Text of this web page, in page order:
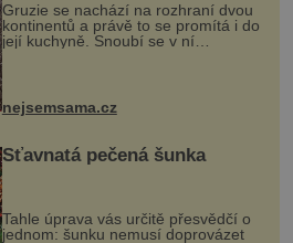
Gruzie se nachází na rozhraní dvou
kontinentů a právě to se promítá i do
její kuchyně. Snoubí se v ní
evropské a asijské chutě a díky tomu
vznikají rozmanité a chuťově bohaté
pokrmy, které rozhodně st...
nejsemsama.cz
Šťavnatá pečená šunka
Tahle úprava vás určitě přesvědčí o
jednom: šunku nemusí doprovázet